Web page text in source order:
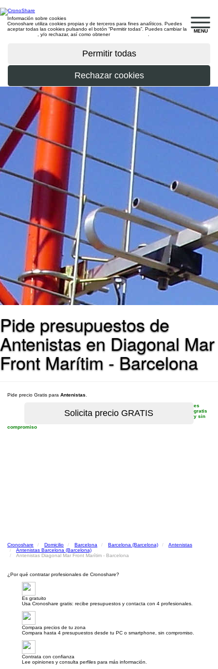
MENU
Información sobre cookies
Cronoshare utiliza cookies propias y de terceros para fines analíticos. Puedes
aceptar todas las cookies pulsando el botón “Permitir todas”. Puedes cambiar la
, y/o rechazar, así como obtener
Pide presupuestos de
Antenistas en Diagonal Mar
Front Marítim - Barcelona
Pide precio Gratis para Antenistas
es
gratis
y sin
compromiso
Cronoshare Domicilio Barcelona Barcelona (Barcelona)
Antenistas
Antenistas Barcelona (Barcelona)
Antenistas Diagonal Mar Front Marítim - Barcelona
¿Por qué contratar profesionales de Cronoshare?
Es gratuito
Usa Cronoshare gratis: recibe presupuestos y contacta con 4 profesionales.
Compara precios de tu zona
Compara hasta 4 presupuestos desde tu PC o smartphone, sin compromiso.
Contrata con confianza
Lee opiniones y consulta perfiles para más información.